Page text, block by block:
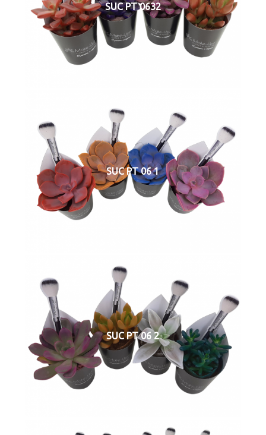
SUC PT 0632
SUC PT 06 1
SUC PT 06 2